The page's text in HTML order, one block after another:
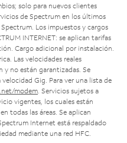
solo para nuevos clientes
de Spectrum en los últimos
Los impuestos y cargos
INTERNET: se aplican tarifas
Cargo adicional por instalación.
Las velocidades reales
no están garantizadas. Se
Gig. Para ver una lista de
modem . Servicios sujetos a
vigentes, los cuales están
todas las áreas. Se aplican
Internet está respaldado
mediante una red HFC.